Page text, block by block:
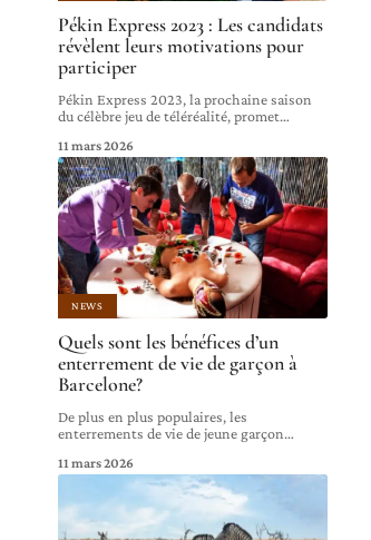
Pékin Express 2023 : Les candidats
révèlent leurs motivations pour
participer
Pékin Express 2023, la prochaine saison
du célèbre jeu de téléréalité, promet…
11 mars 2026
NEWS
Quels sont les bénéfices d’un
enterrement de vie de garçon à
Barcelone?
De plus en plus populaires, les
enterrements de vie de jeune garçon…
11 mars 2026